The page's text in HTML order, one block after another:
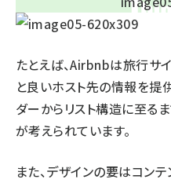
たとえば、Airbnbは旅行サ
と良いホスト先の情報を提
ダーからリスト構造に至る
が考えられています。
また、デザインの要はコン